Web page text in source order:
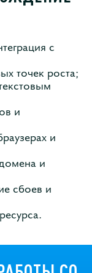
с
точек роста;
и
и
и
сбоев и